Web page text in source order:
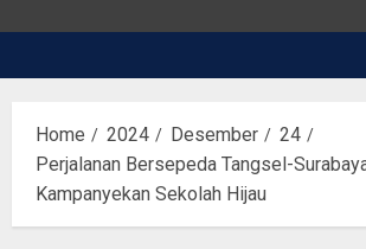
Home 2024 Desember
24
Perjalanan Bersepeda Tangsel-
Kampanyekan Sekolah Hijau